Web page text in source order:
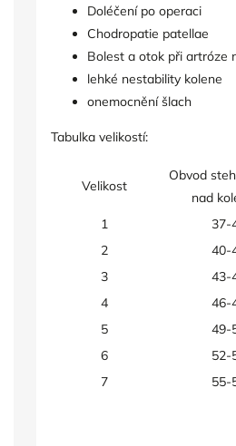
Doléčení po operaci
Chodropatie patellae
Bolest a otok při artróze
lehké nestability kolene
onemocnění šlach
Tabulka velikostí:
Velikost
Obvod
nad
1
37-
2
40-
3
43-
4
46-
5
49-
6
52-
7
55-